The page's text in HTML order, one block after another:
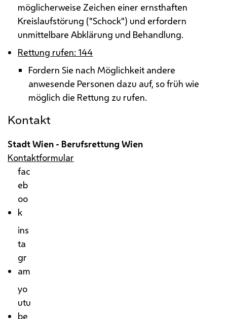
möglicherweise Zeichen einer ernsthaften
Kreislaufstörung ("Schock") und erfordern
unmittelbare Abklärung und Behandlung.
Rettung rufen: 144
Fordern Sie nach Möglichkeit andere
anwesende Personen dazu auf, so früh wie
möglich die Rettung zu rufen.
Kontakt
Stadt Wien - Berufsrettung Wien
Kontaktformular
fac
eb
oo
k
ins
ta
gr
am
yo
utu
be